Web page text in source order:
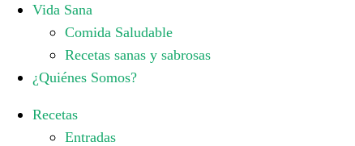
Vida Sana
Comida Saludable
Recetas sanas y sabrosas
¿Quiénes Somos?
Recetas
Entradas